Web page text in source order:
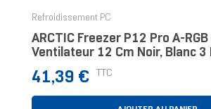
Refroidissement PC
ARCTIC Freezer P12 Pro A-
Ventilateur 12 Cm Noir, Blanc 3
Prix
41,39 € TTC